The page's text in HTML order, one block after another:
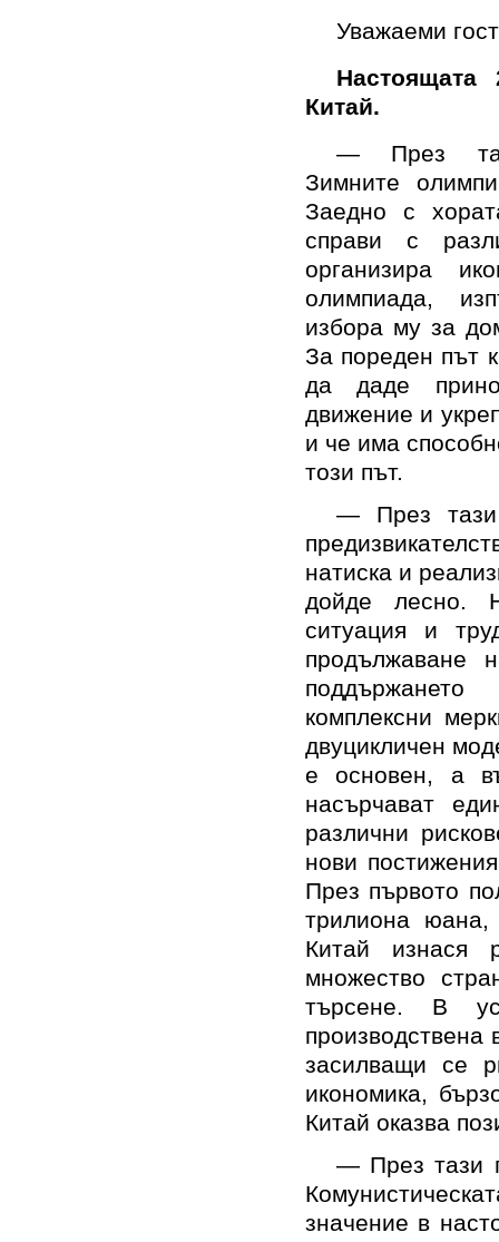
Уважаеми
Китай.
— През
Зимните
Заедно с
справи с
организира
олимпиада,
избора му за
За пореден път
да даде
движение и
и че има
този път.
— През тази
натиска и
дойде лесно.
ситуация и
продължаване
комплексни
двуцикличен
е основен, а
насърчават
различни
нови
През първото
трилиона
Китай изнася
множество
търсене. В
производствена
засилващи се
икономика,
Китай оказва
— През тази
значение в